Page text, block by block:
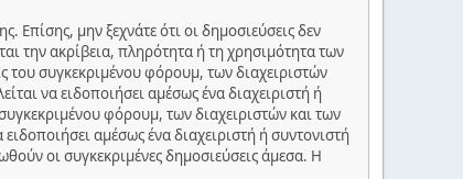
μην ξεχνάτε ότι οι δημοσιεύσεις δεν
την ακρίβεια, πληρότητα ή τη χρησιμότητα των
του συγκεκριμένου φόρουμ, των διαχειριστών
να ειδοποιήσει αμέσως ένα διαχειριστή ή
φόρουμ, των διαχειριστών και των
αμέσως ένα διαχειριστή ή συντονιστή
οι συγκεκριμένες δημοσιεύσεις άμεσα. Η